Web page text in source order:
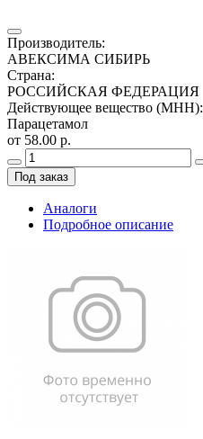
Производитель:
АВЕКСИМА СИБИРЬ
Страна:
РОССИЙСКАЯ ФЕДЕРАЦИЯ
Действующее вещество (МНН):
Парацетамол
от 58.00 р.
Под заказ
Аналоги
Подробное описание